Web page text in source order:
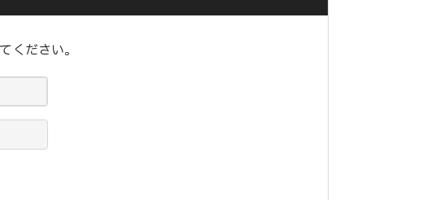
ください。